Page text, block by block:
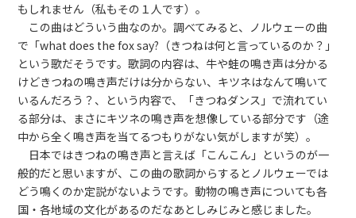
もしれません（私もその１人です）。
この曲はどういう曲なのか。調べてみると、ノルウェーの曲
で「what does the fox say?（きつねは何と言っているのか？」
という歌だそうです。歌詞の内容は、牛や蛙の鳴き声は分かる
けどきつねの鳴き声だけは分からない、キツネはなんて鳴いて
いるんだろう？、という内容で、「きつねダンス」で流れてい
る部分は、まさにキツネの鳴き声を想像している部分です（途
中から全く鳴き声を当てるつもりがない気がしますが笑）。
日本ではきつねの鳴き声と言えば「こんこん」というのが一
般的だと思いますが、この曲の歌詞からするとノルウェーでは
どう鳴くのか定説がないようです。動物の鳴き声についても各
国・各地域の文化があるのだなあとしみじみと感じました。